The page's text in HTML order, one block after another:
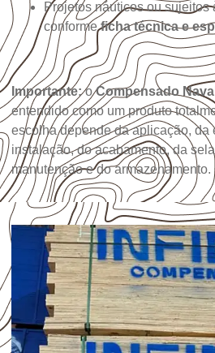
Projetos náuticos ou sujeitos
conformeficha técnica e
Importante:oCompensado Naval
entendido como um produto
escolha depende da aplicação, da
instalação, do acabamento, da
manutenção e do armazenamento.